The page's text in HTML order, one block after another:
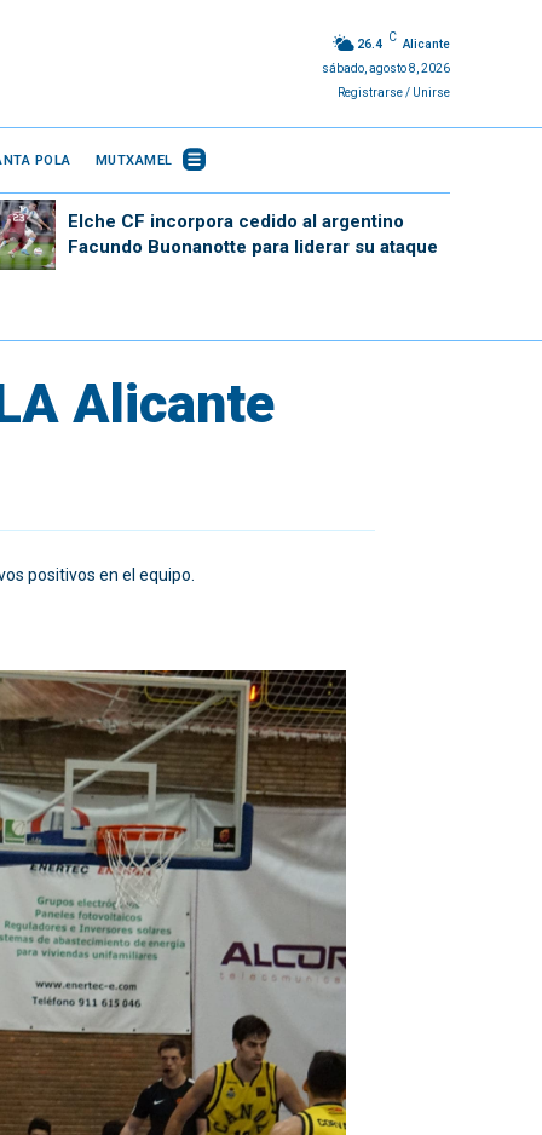
26.4
C
Alicante
sábado, agosto 8, 2026
Registrarse / Unirse
POLA MUTXAMEL
Elche CF incorpora cedido al argentino
Facundo Buonanotte para liderar su ataque
Alicante
positivos en el equipo.